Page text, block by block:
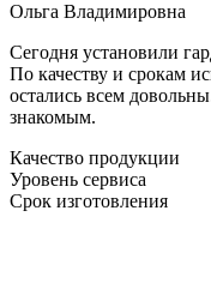
Ольга Владимировна
Сегодня установили
По качеству и срокам
остались всем
знакомым.
Качество продукции
Уровень сервиса
Срок изготовления